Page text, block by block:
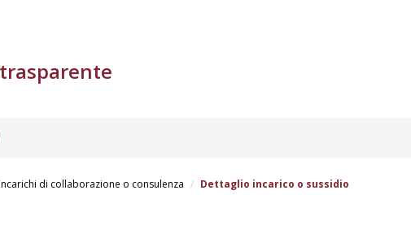
di collaborazione o consulenza Dettaglio incarico o sussidio